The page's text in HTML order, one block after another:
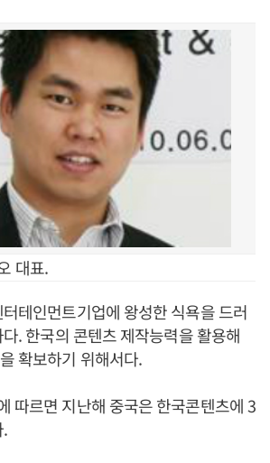
대표.
테인먼트기업에 왕성한 식욕을 드러
. 한국의 콘텐츠 제작능력을 활용해
확보하기 위해서다.
따르면 지난해 중국은 한국콘텐츠에 3
.